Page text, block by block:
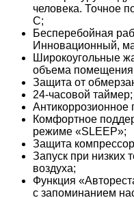
человека. Точное
С;
Бесперебойная
Инновационный,
Широкоугольные
объема
Защита от
24-часовой таймер;
Антикоррозионное
Комфортное
режиме «SLEEP»;
Защита
Запуск при низких
воздуха;
Функция
с запоминанием